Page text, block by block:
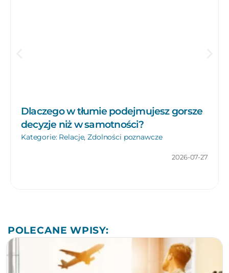
Dlaczego w tłumie podejmujesz gorsze
decyzje niż w samotności?
Kategorie: Relacje,Zdolności poznawcze
2026-07-27
POLECANE WPISY: